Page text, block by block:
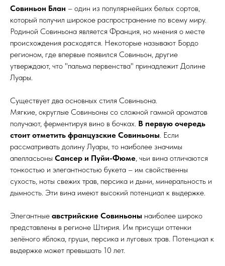
Совиньон Блан – один из популярнейших белых сортов,
который получил широкое распространение по всему миру.
Родиной Совиньона является Франция, но мнения о месте
происхождения расходятся. Некоторые называют Бордо
регионом, где впервые появился Совиньон, другие
утверждают, что "пальма первенства" принадлежит Долине
Луары.
Существует два основных стиля Совиньона.
Мягкие, округлые Совиньоны со сложной гаммой ароматов
получают, ферментируя вино в бочках. В первую очередь
стоит отметить французские Совиньоны. Если
рассматривать долину Луары, то наиболее значимы
апелласьоны Сансер и Пуйи-Фюме, чьи вина отличаются
тонкостью и элегантностью букета – им свойственны
сухость, ноты свежих трав, персика и дыни, минеральность и
дымность. Эти вина имеют высокий потенциал к выдержке.
Элегантные австрийские Совиньоны наиболее широко
представлены в регионе Штирия. Им присущи оттенки
зелёного яблока, груши, персика и луговых трав. Потенциал к
выдержке может превышать 10 лет.